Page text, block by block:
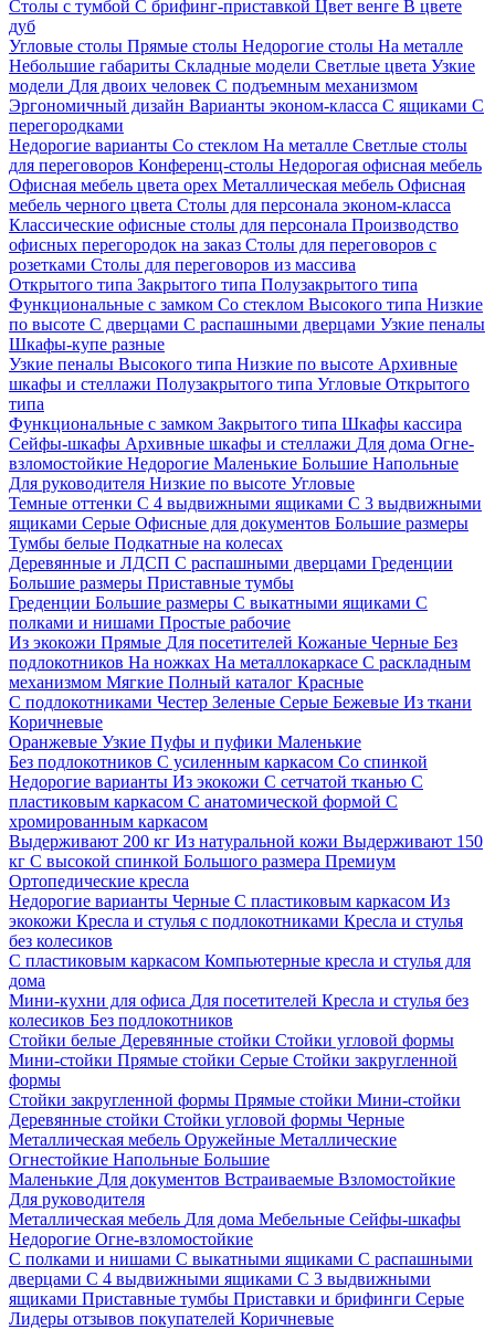
Столы с тумбой С брифинг-приставкой Цвет венге В цвете
дуб
Угловые столы Прямые столы Недорогие столы На металле
Небольшие габариты Складные модели Светлые цвета Узкие
модели Для двоих человек С подъемным механизмом
Эргономичный дизайн Варианты эконом-класса С ящиками С
перегородками
Недорогие варианты Со стеклом На металле Светлые столы
для переговоров Конференц-столы Недорогая офисная мебель
Офисная мебель цвета орех Металлическая мебель Офисная
мебель черного цвета Столы для персонала эконом-класса
Классические офисные столы для персонала Производство
офисных перегородок на заказ Столы для переговоров с
розетками Столы для переговоров из массива
Открытого типа Закрытого типа Полузакрытого типа
Функциональные с замком Со стеклом Высокого типа Низкие
по высоте С дверцами С распашными дверцами Узкие пеналы
Шкафы-купе разные
Узкие пеналы Высокого типа Низкие по высоте Архивные
шкафы и стеллажи Полузакрытого типа Угловые Открытого
типа
Функциональные с замком Закрытого типа Шкафы кассира
Сейфы-шкафы Архивные шкафы и стеллажи Для дома Огне-
взломостойкие Недорогие Маленькие Большие Напольные
Для руководителя Низкие по высоте Угловые
Темные оттенки С 4 выдвижными ящиками С 3 выдвижными
ящиками Серые Офисные для документов Большие размеры
Тумбы белые Подкатные на колесах
Деревянные и ЛДСП С распашными дверцами Греденции
Большие размеры Приставные тумбы
Греденции Большие размеры С выкатными ящиками С
полками и нишами Простые рабочие
Из экокожи Прямые Для посетителей Кожаные Черные Без
подлокотников На ножках На металлокаркасе С раскладным
механизмом Мягкие Полный каталог Красные
С подлокотниками Честер Зеленые Серые Бежевые Из ткани
Коричневые
Оранжевые Узкие Пуфы и пуфики Маленькие
Без подлокотников С усиленным каркасом Со спинкой
Недорогие варианты Из экокожи С сетчатой тканью С
пластиковым каркасом С анатомической формой С
хромированным каркасом
Выдерживают 200 кг Из натуральной кожи Выдерживают 150
кг С высокой спинкой Большого размера Премиум
Ортопедические кресла
Недорогие варианты Черные С пластиковым каркасом Из
экокожи Кресла и стулья с подлокотниками Кресла и стулья
без колесиков
С пластиковым каркасом Компьютерные кресла и стулья для
дома
Мини-кухни для офиса Для посетителей Кресла и стулья без
колесиков Без подлокотников
Стойки белые Деревянные стойки Стойки угловой формы
Мини-стойки Прямые стойки Серые Стойки закругленной
формы
Стойки закругленной формы Прямые стойки Мини-стойки
Деревянные стойки Стойки угловой формы Черные
Металлическая мебель Оружейные Металлические
Огнестойкие Напольные Большие
Маленькие Для документов Встраиваемые Взломостойкие
Для руководителя
Металлическая мебель Для дома Мебельные Сейфы-шкафы
Недорогие Огне-взломостойкие
С полками и нишами С выкатными ящиками С распашными
дверцами С 4 выдвижными ящиками С 3 выдвижными
ящиками Приставные тумбы Приставки и брифинги Серые
Лидеры отзывов покупателей Коричневые